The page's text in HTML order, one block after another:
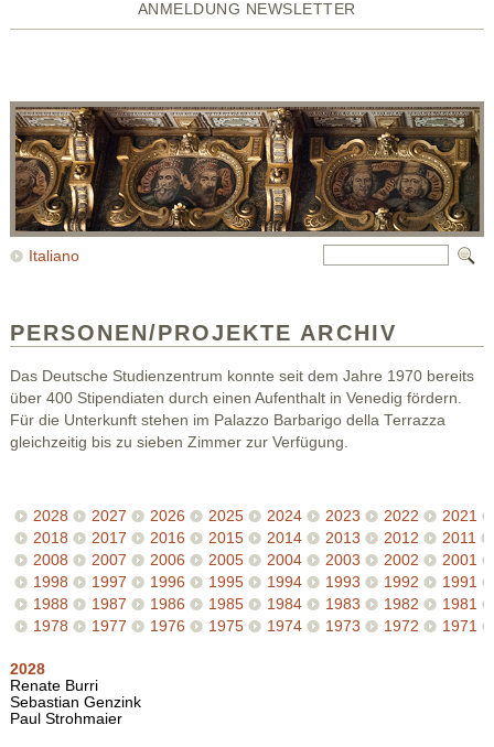
ANMELDUNG NEWSLETTER
Italiano
PERSONEN/PROJEKTE ARCHIV
Das Deutsche Studienzentrum konnte seit dem Jahre 1970 bereits
über 400 Stipendiaten durch einen Aufenthalt in Venedig fördern.
Für die Unterkunft stehen im Palazzo Barbarigo della Terrazza
gleichzeitig bis zu sieben Zimmer zur Verfügung.
2028 2027 2026 2025 2024 2023 2022
2021
2018
2017 2016 2015 2014 2013 2012
2011
2008
2007 2006 2005 2004 2003 2002
2001
1998
1997 1996 1995 1994 1993 1992
1991
1988
1987 1986 1985 1984 1983 1982
1981
1978
1977 1976 1975 1974 1973 1972 1971
2028
Renate Burri
Sebastian Genzink
Paul Strohmaier